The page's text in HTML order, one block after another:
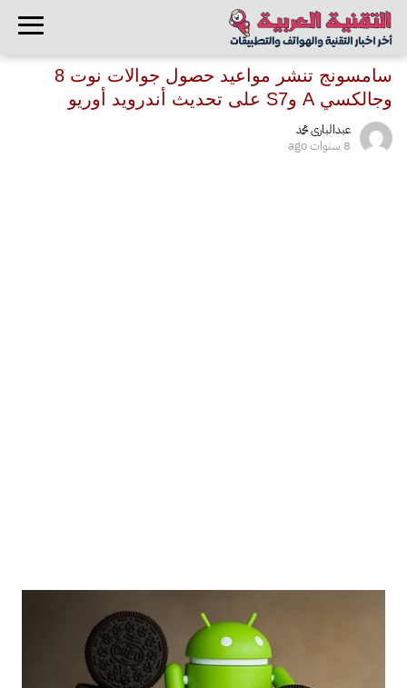
سامسونج تنشر مواعيد حصول جوالات نوت 8
وجالكسي A وS7 على تحديث أندرويد أوريو
عبدالبارى محمد
8 سنوات ago